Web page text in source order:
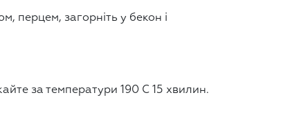
перцем, загорніть у бекон і
за температури 190 С 15 хвилин.